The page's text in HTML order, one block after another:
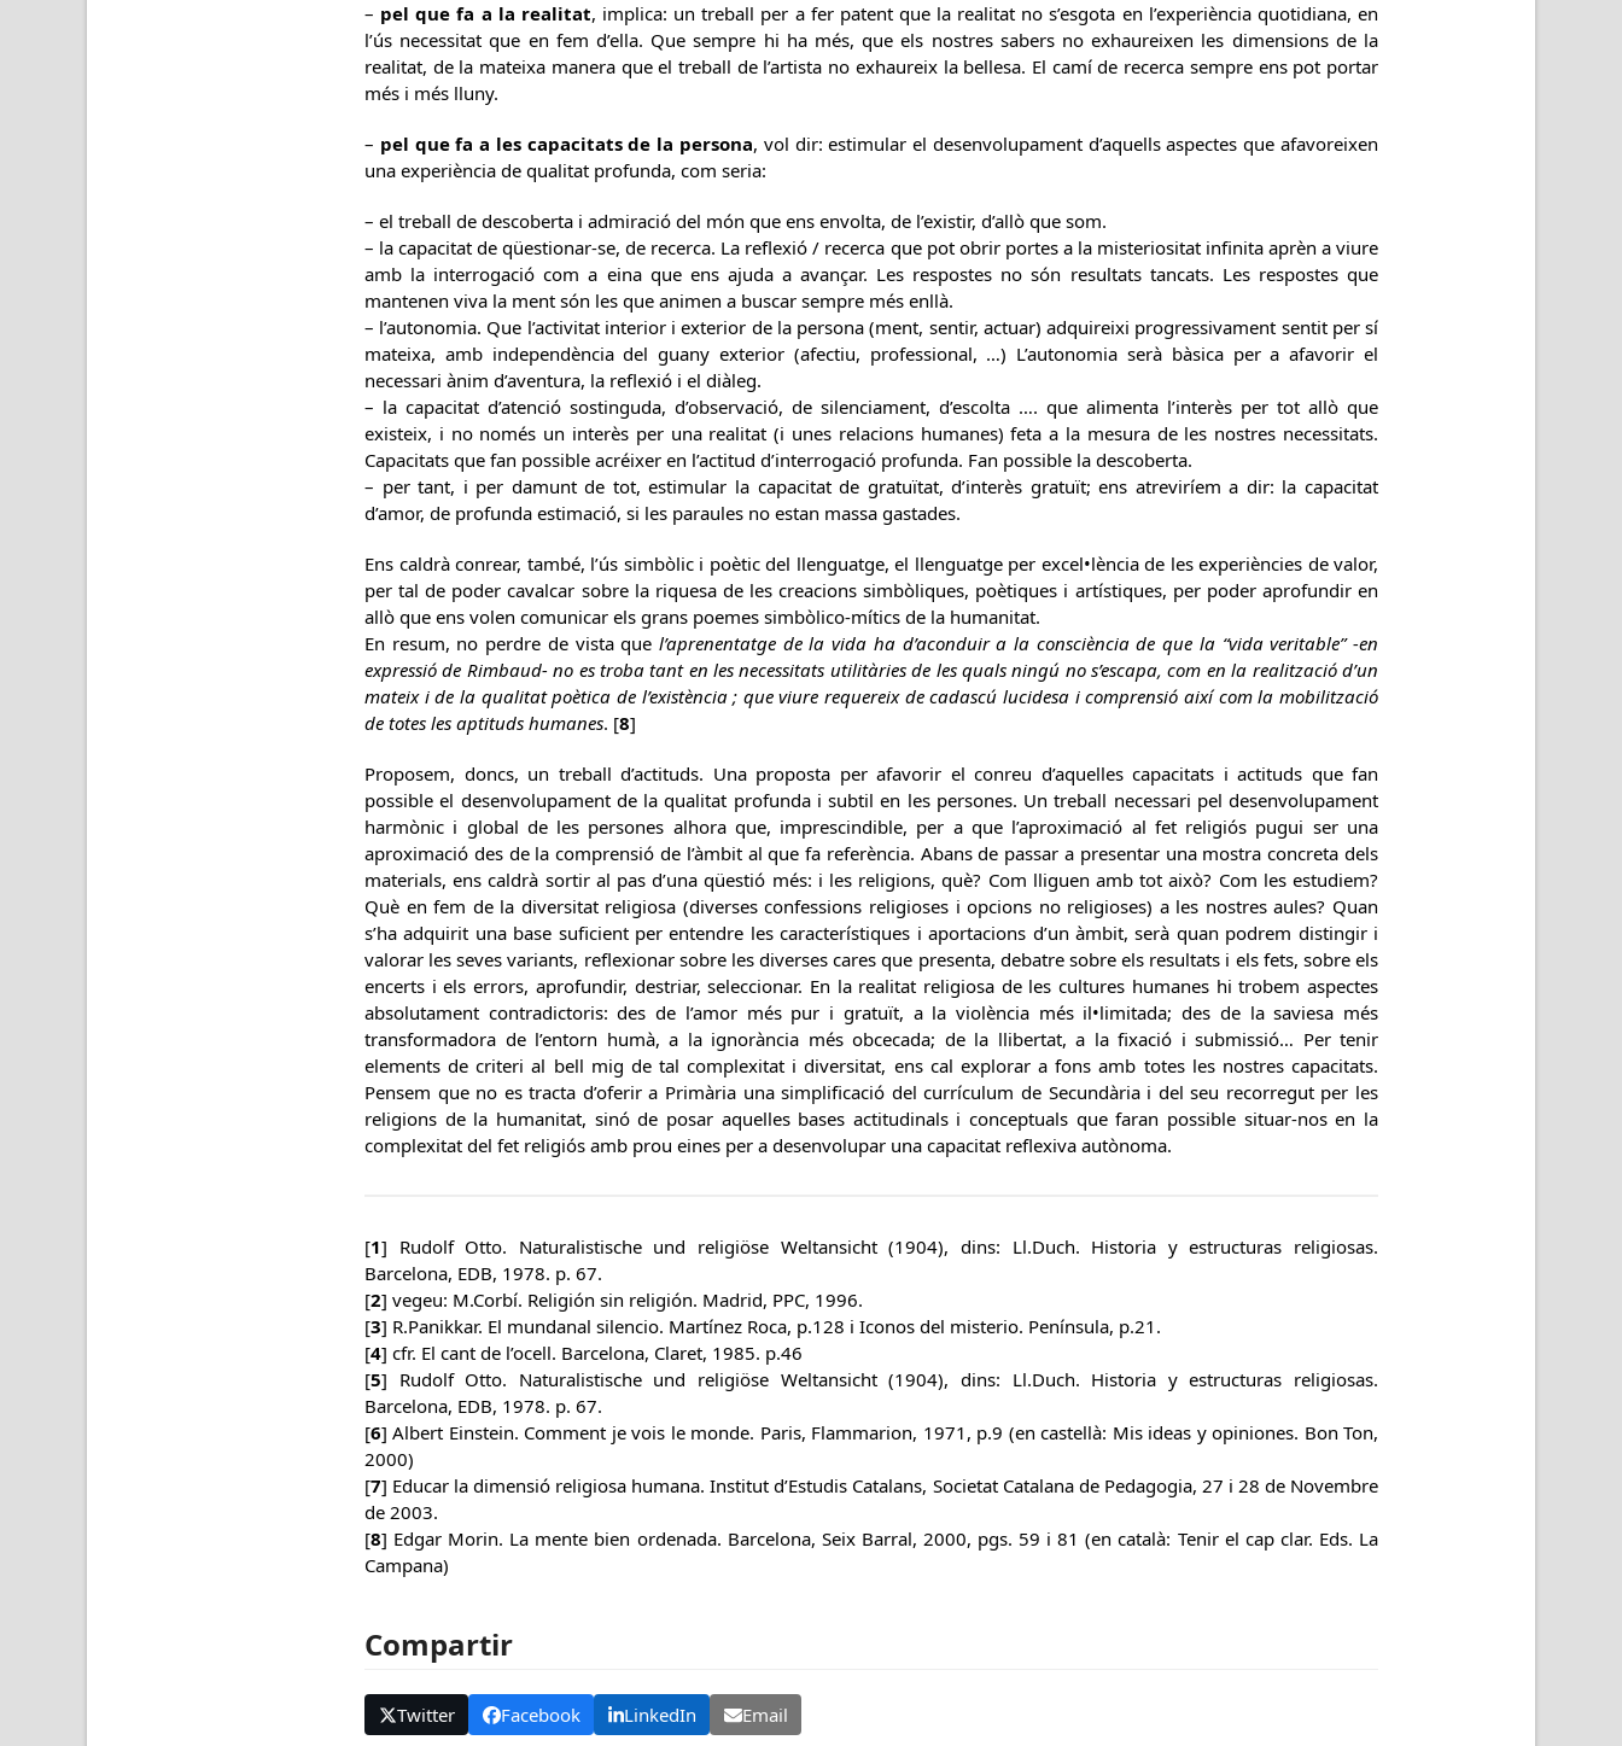
– pel que fa a la realitat, implica: un treball per a fer patent que la realitat no s’esgota en l’experiència quotidiana, en
l’ús necessitat que en fem d’ella. Que sempre hi ha més, que els nostres sabers no exhaureixen les dimensions de la
realitat, de la mateixa manera que el treball de l’artista no exhaureix la bellesa. El camí de recerca sempre ens pot portar
més i més lluny.
– pel que fa a les capacitats de la persona, vol dir: estimular el desenvolupament d’aquells aspectes que afavoreixen
una experiència de qualitat profunda, com seria:
– el treball de descoberta i admiració del món que ens envolta, de l’existir, d’allò que som.
– la capacitat de qüestionar-se, de recerca. La reflexió / recerca que pot obrir portes a la misteriositat infinita aprèn a viure
amb la interrogació com a eina que ens ajuda a avançar. Les respostes no són resultats tancats. Les respostes que
mantenen viva la ment són les que animen a buscar sempre més enllà.
– l’autonomia. Que l’activitat interior i exterior de la persona (ment, sentir, actuar) adquireixi progressivament sentit per sí
mateixa, amb independència del guany exterior (afectiu, professional, …) L’autonomia serà bàsica per a afavorir el
necessari ànim d’aventura, la reflexió i el diàleg.
– la capacitat d’atenció sostinguda, d’observació, de silenciament, d’escolta …. que alimenta l’interès per tot allò que
existeix, i no només un interès per una realitat (i unes relacions humanes) feta a la mesura de les nostres necessitats.
Capacitats que fan possible acréixer en l’actitud d’interrogació profunda. Fan possible la descoberta.
– per tant, i per damunt de tot, estimular la capacitat de gratuïtat, d’interès gratuït; ens atreviríem a dir: la capacitat
d’amor, de profunda estimació, si les paraules no estan massa gastades.
Ens caldrà conrear, també, l’ús simbòlic i poètic del llenguatge, el llenguatge per excel•lència de les experiències de valor,
per tal de poder cavalcar sobre la riquesa de les creacions simbòliques, poètiques i artístiques, per poder aprofundir en
allò que ens volen comunicar els grans poemes simbòlico-mítics de la humanitat.
En resum, no perdre de vista que l’aprenentatge de la vida ha d’aconduir a la consciència de que la “vida veritable” -en
expressió de Rimbaud- no es troba tant en les necessitats utilitàries de les quals ningú no s’escapa, com en la realització d’un
mateix i de la qualitat poètica de l’existència ; que viure requereix de cadascú lucidesa i comprensió així com la mobilització
de totes les aptituds humanes. [8]
Proposem, doncs, un treball d’actituds. Una proposta per afavorir el conreu d’aquelles capacitats i actituds que fan
possible el desenvolupament de la qualitat profunda i subtil en les persones. Un treball necessari pel desenvolupament
harmònic i global de les persones alhora que, imprescindible, per a que l’aproximació al fet religiós pugui ser una
aproximació des de la comprensió de l’àmbit al que fa referència. Abans de passar a presentar una mostra concreta dels
materials, ens caldrà sortir al pas d’una qüestió més: i les religions, què? Com lliguen amb tot això? Com les estudiem?
Què en fem de la diversitat religiosa (diverses confessions religioses i opcions no religioses) a les nostres aules? Quan
s’ha adquirit una base suficient per entendre les característiques i aportacions d’un àmbit, serà quan podrem distingir i
valorar les seves variants, reflexionar sobre les diverses cares que presenta, debatre sobre els resultats i els fets, sobre els
encerts i els errors, aprofundir, destriar, seleccionar. En la realitat religiosa de les cultures humanes hi trobem aspectes
absolutament contradictoris: des de l’amor més pur i gratuït, a la violència més il•limitada; des de la saviesa més
transformadora de l’entorn humà, a la ignorància més obcecada; de la llibertat, a la fixació i submissió… Per tenir
elements de criteri al bell mig de tal complexitat i diversitat, ens cal explorar a fons amb totes les nostres capacitats.
Pensem que no es tracta d’oferir a Primària una simplificació del currículum de Secundària i del seu recorregut per les
religions de la humanitat, sinó de posar aquelles bases actitudinals i conceptuals que faran possible situar-nos en la
complexitat del fet religiós amb prou eines per a desenvolupar una capacitat reflexiva autònoma.
[1] Rudolf Otto. Naturalistische und religiöse Weltansicht (1904), dins: Ll.Duch. Historia y estructuras religiosas.
Barcelona, EDB, 1978. p. 67.
[2] vegeu: M.Corbí. Religión sin religión. Madrid, PPC, 1996.
[3] R.Panikkar. El mundanal silencio. Martínez Roca, p.128 i Iconos del misterio. Península, p.21.
[4] cfr. El cant de l’ocell. Barcelona, Claret, 1985. p.46
[5] Rudolf Otto. Naturalistische und religiöse Weltansicht (1904), dins: Ll.Duch. Historia y estructuras religiosas.
Barcelona, EDB, 1978. p. 67.
[6] Albert Einstein. Comment je vois le monde. Paris, Flammarion, 1971, p.9 (en castellà: Mis ideas y opiniones. Bon Ton,
2000)
[7] Educar la dimensió religiosa humana. Institut d’Estudis Catalans, Societat Catalana de Pedagogia, 27 i 28 de Novembre
de 2003.
[8] Edgar Morin. La mente bien ordenada. Barcelona, Seix Barral, 2000, pgs. 59 i 81 (en català: Tenir el cap clar. Eds. La
Campana)
Compartir
Twitter Facebook LinkedIn Email